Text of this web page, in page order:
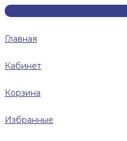
Главная
Кабинет
Корзина
Избранные